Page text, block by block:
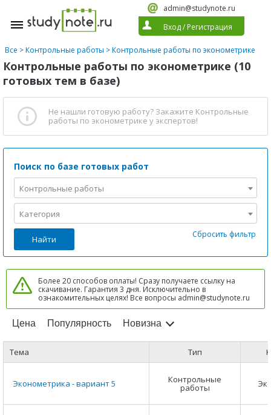
admin@studynote.ru
Вход/ Регистрация
Все >Контрольные работы >Контрольные работы по эконометрике
Контрольные работы по эконометрике (10
готовых тем в базе)
Не нашли готовую работу? Закажите Контрольные
работы по эконометрике у экспертов!
Поиск по базе готовых работ
Контрольные работы
Категория
Найти Сбросить фильтр
Более 20 способов оплаты! Сразу получаете ссылку на
скачивание. Гарантия 3 дня. Исключительно в
ознакомительных целях! Все вопросы admin@studynote.ru
Цена Популярность Новизна
Тема Тип
Эконометрика - вариант 5 Контрольные
работы